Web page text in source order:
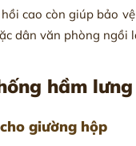
cao còn giúp bảo
dân văn phòng ngồi
hầm
giường hộp